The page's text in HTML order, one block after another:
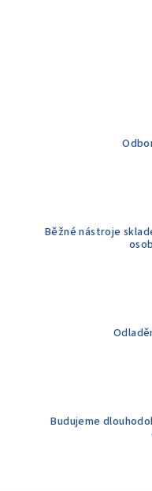
Běžné nástroje
Budujeme